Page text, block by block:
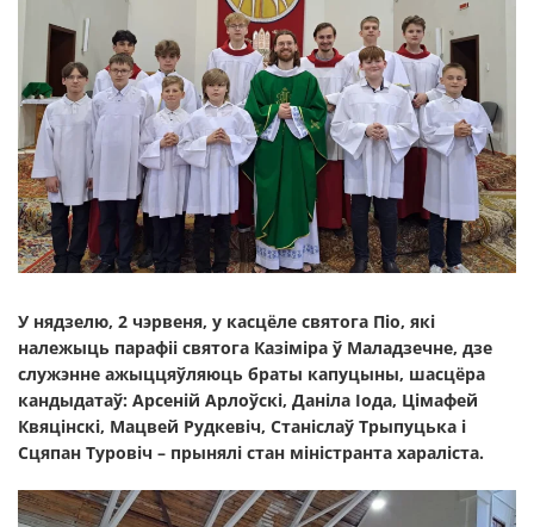
У нядзелю, 2 чэрвеня, у касцёле святога Піо, які
належыць парафіі святога Казіміра ў Маладзечне, дзе
служэнне ажыццяўляюць браты капуцыны, шасцёра
кандыдатаў: Арсеній Арлоўскі, Даніла Іода, Цімафей
Квяцінскі, Мацвей Рудкевіч, Станіслаў Трыпуцька і
Сцяпан Туровіч – прынялі стан міністранта хараліста.